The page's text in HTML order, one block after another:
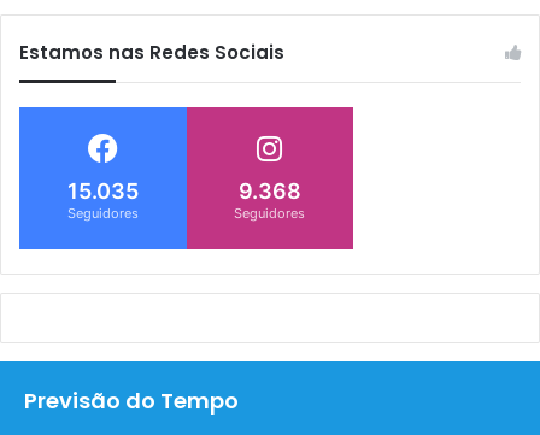
Estamos nas Redes Sociais
15.035
Seguidores
9.368
Seguidores
Previsão do Tempo